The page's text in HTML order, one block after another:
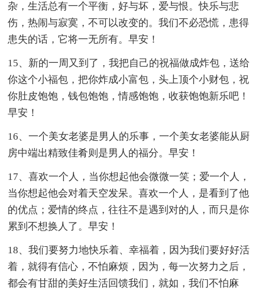
杂，生活总有一个平衡，好与坏，爱与恨。快乐与悲
伤，热闹与寂寞，不可以改变的。我们不必恐慌，患得
患失的话，它将一无所有。早安！
15、新的一周又到了，我把自己的祝福做成炸包，送给
你这个小福包，把你炸成小富包，头上顶个小财包，祝
你肚皮饱饱，钱包饱饱，情感饱饱，收获饱饱新乐吧！
早安！
16、一个美女老婆是男人的乐事，一个美女老婆能从厨
房中端出精致佳肴则是男人的福分。早安！
17、喜欢一个人，当你想起他会微微一笑；爱一个人，
当你想起他会对着天空发呆。喜欢一个人，是看到了他
的优点；爱情的终点，往往不是遇到对的人，而只是你
累到不想换人了。早安！
18、我们要努力地快乐着、幸福着，因为我们要好好活
着，就得有信心，不怕麻烦，因为，每一次努力之后，
都会有甘甜的美好生活回馈我们，就如，我们不怕麻